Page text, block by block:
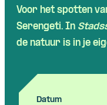
Voor het spotten
Serengeti. In
de natuur is in je
Datum